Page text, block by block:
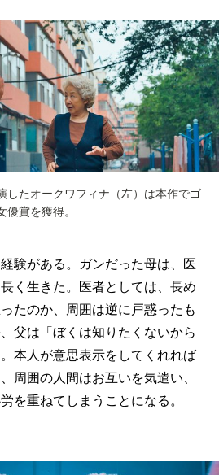
したオークワフィナ（左）は本作でゴ
賞を獲得。
験がある。ガンだった母は、医
く生きた。医者としては、長め
たのか、周囲は逆に戸惑ったも
父は「ぼくは知りたくないから
本人が意思表示をしてくれれば
周囲の人間はお互いを気遣い、
を重ねてしまうことになる。